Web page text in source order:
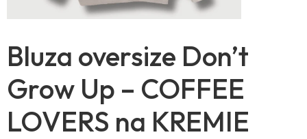
Bluza oversize Don’t
Grow Up – COFFEE
LOVERS na KREMIE